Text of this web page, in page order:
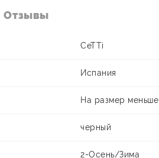
Отзывы
CeTTi
Испания
На размер меньше
черный
2-Осень/Зима